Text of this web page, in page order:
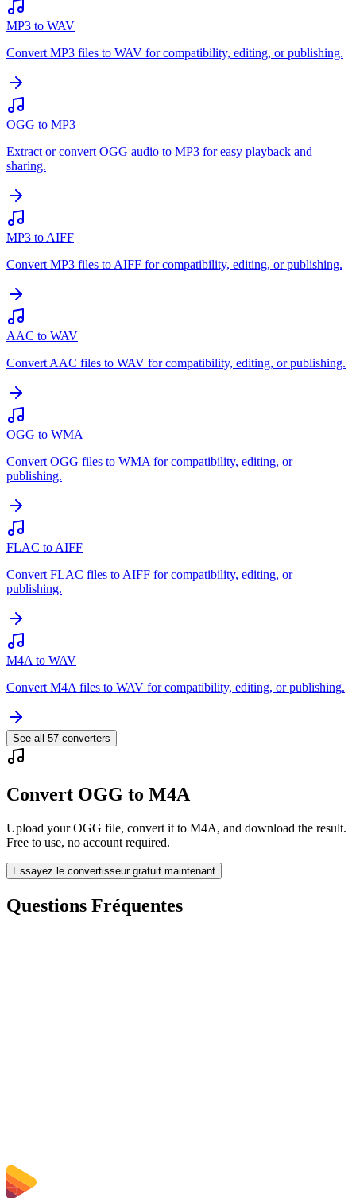
MP3 to WAV
Convert MP3 files to WAV for compatibility, editing, or publishing.
OGG to MP3
Extract or convert OGG audio to MP3 for easy playback and
sharing.
MP3 to AIFF
Convert MP3 files to AIFF for compatibility, editing, or publishing.
AAC to WAV
Convert AAC files to WAV for compatibility, editing, or publishing.
OGG to WMA
Convert OGG files to WMA for compatibility, editing, or
publishing.
FLAC to AIFF
Convert FLAC files to AIFF for compatibility, editing, or
publishing.
M4A to WAV
Convert M4A files to WAV for compatibility, editing, or publishing.
See all 57 converters
Convert OGG to M4A
Upload your OGG file, convert it to M4A, and download the result.
Free to use, no account required.
Essayez le convertisseur gratuit maintenant
Questions Fréquentes